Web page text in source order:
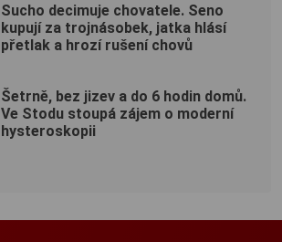
Sucho decimuje chovatele. Seno
kupují za trojnásobek, jatka hlásí
přetlak a hrozí rušení chovů
Šetrně, bez jizev a do 6 hodin domů.
Ve Stodu stoupá zájem o moderní
hysteroskopii